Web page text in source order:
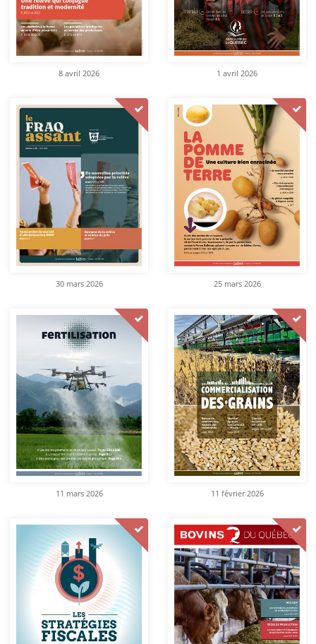
8 avril 2026 1 avril 2026
30 mars 2026 25 mars 2026
11 mars 2026 11 février 2026